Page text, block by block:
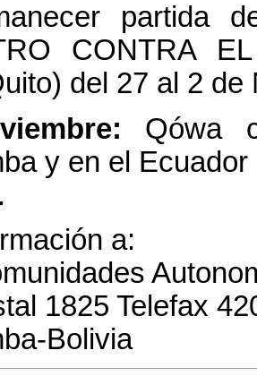
partida
CONTRA
del 27 al 2 de
Qówa
y en el
a:
1825 Telefax
Bolivia